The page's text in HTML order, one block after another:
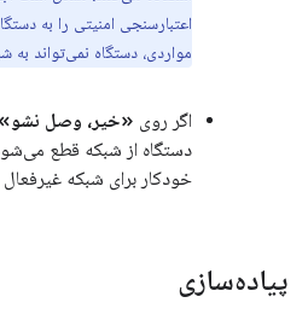
اعتبارسنجی امنیتی را به
مواردی، دستگاه نمی‌تواند
اگر روی «خیر، وصل نشو»
دستگاه از شبکه قطع
خودکار برای شبکه
پیاده‌سازی